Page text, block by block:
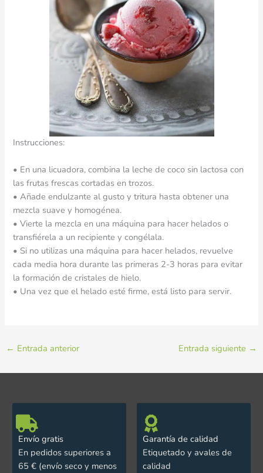
Instrucciones:
• En una licuadora, combina la leche de coco sin lactosa con
las frutas frescas cortadas en trozos.
• Añade endulzante al gusto y tritura hasta obtener una
mezcla suave y homogénea.
• Vierte la mezcla en una máquina para hacer helados o
transfiérela a un recipiente y congélala.
• Si no utilizas una máquina para hacer helados, revuelve
cada media hora durante las primeras 2-3 horas para evitar
la formación de cristales de hielo.
• Una vez que el helado esté firme, está listo para servir.
← Entrada anterior Entrada siguiente →
Envío gratis
En pedidos superiores a
65 € (envío seco y menos
Garantía de calidad
Etiquetado y avales de
calidad